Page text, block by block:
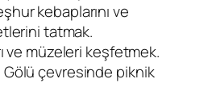
kebaplarını ve
tatmak.
ve müzeleri keşfetmek.
Gölü çevresinde piknik